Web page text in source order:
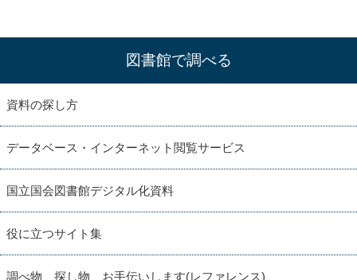
図書館で調べる
資料の探し方
データベース・インターネット閲覧サービス
国立国会図書館デジタル化資料
役に立つサイト集
調べ物、探し物、お手伝いします(レファレンス)